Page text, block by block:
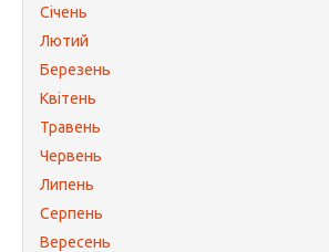
Січень
Лютий
Березень
Квітень
Травень
Червень
Липень
Серпень
Вересень